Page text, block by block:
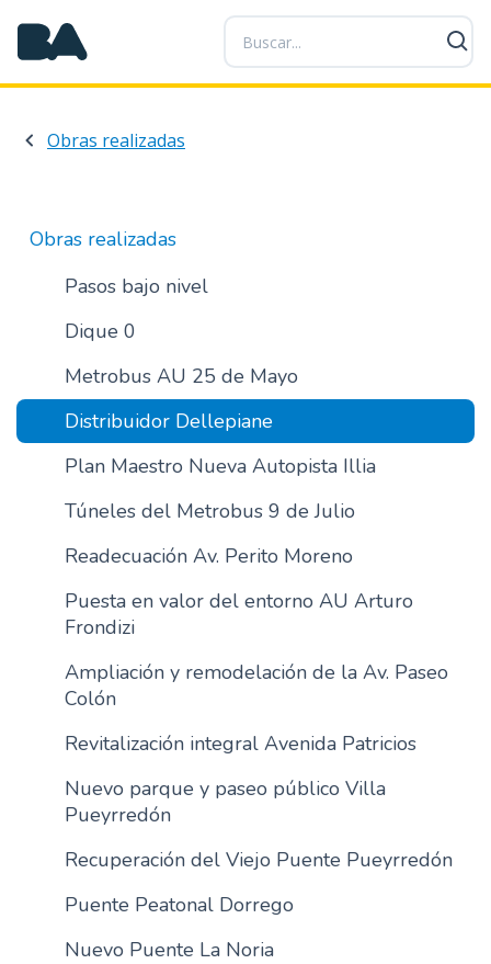
P
a
s
a
d
p
r
n
i
p
Obras realizadas
Obras realizadas
Pasos bajo nivel
Dique 0
Metrobus AU 25 de Mayo
Distribuidor Dellepiane
Plan Maestro Nueva Autopista Illia
Túneles del Metrobus 9 de Julio
Readecuación Av. Perito Moreno
Puesta en valor del entorno AU Arturo
Frondizi
Ampliación y remodelación de la Av. Paseo
Colón
Revitalización integral Avenida Patricios
Nuevo parque y paseo público Villa
Pueyrredón
Recuperación del Viejo Puente Pueyrredón
Puente Peatonal Dorrego
Nuevo Puente La Noria